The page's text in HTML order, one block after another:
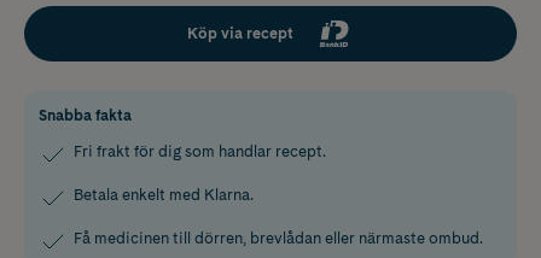
Köp via recept
Snabba fakta
Fri frakt för dig som handlar recept.
Betala enkelt med Klarna.
Få medicinen till dörren, brevlådan eller närmaste ombud.